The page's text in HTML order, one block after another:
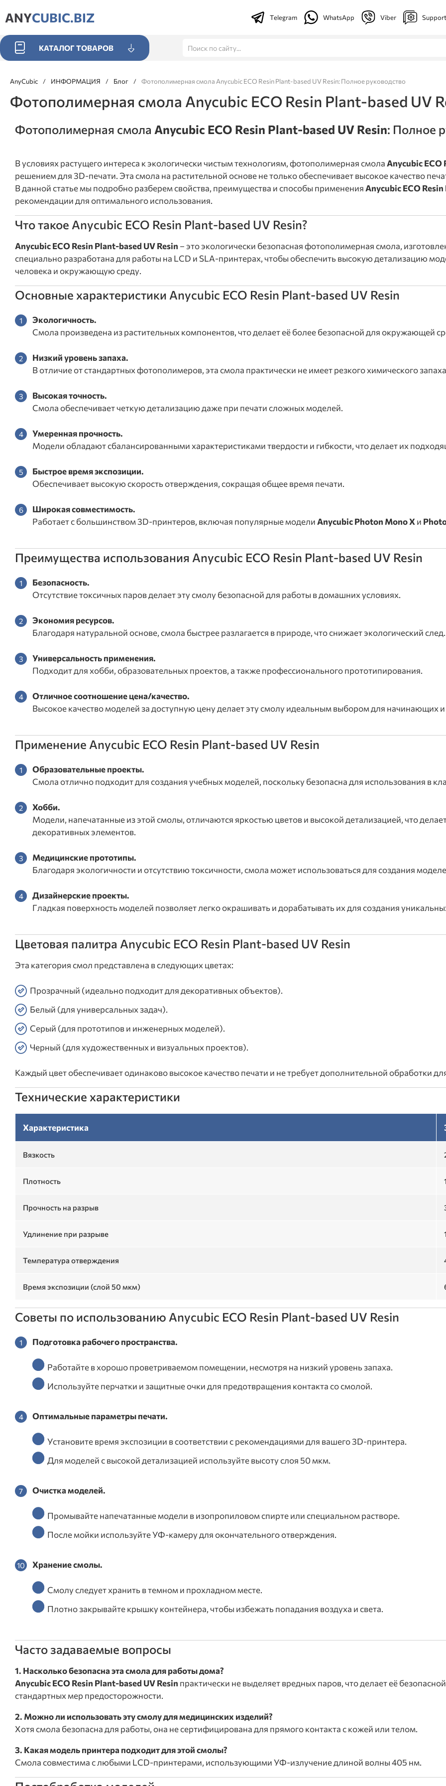
ANYCUBIC.BIZ Telegram WhatsApp Viber Support
КАТАЛОГ ТОВАРОВ
AnyCubic / ИНФОРМАЦИЯ / Блог / Фотополимерная смола Anycubic ECO Resin Plant-based UV Resin: Полное руководство
Фотополимерная смола Anycubic ECO Resin Plant-based UV
Фотополимерная смола Anycubic ECO Resin Plant-based UV Resin: Полное
В условиях растущего интереса к экологически чистым технологиям, фотополимерная смолаAnycubic ECO
решением для 3D-печати. Эта смола на растительной основе не только обеспечивает высокое качество
В данной статье мы подробно разберем свойства, преимущества и способы примененияAnycubic ECO
рекомендации для оптимального использования.
Что такое Anycubic ECO Resin Plant-based UV Resin?
Anycubic ECO Resin Plant-based UV Resin – это экологически безопасная фотополимерная смола,
специально разработана для работы на LCD и SLA-принтерах, чтобы обеспечить высокую детализацию
человека и окружающую среду.
Основные характеристики Anycubic ECO Resin Plant-based UV Resin
Экологичность.
Смола произведена из растительных компонентов, что делает её более безопасной для окружающей
Низкий уровень запаха.
В отличие от стандартных фотополимеров, эта смола практически не имеет резкого химического
Высокая точность.
Смола обеспечивает четкую детализацию даже при печати сложных моделей.
Умеренная прочность.
Модели обладают сбалансированными характеристиками твердости и гибкости, что делает их
Быстрое время экспозиции.
Обеспечивает высокую скорость отверждения, сокращая общее время печати.
Широкая совместимость.
Работает с большинством 3D-принтеров, включая популярные моделиAnycubic Photon Mono X и
Преимущества использования Anycubic ECO Resin Plant-based UV Resin
Безопасность.
Отсутствие токсичных паров делает эту смолу безопасной для работы в домашних условиях.
Экономия ресурсов.
Благодаря натуральной основе, смола быстрее разлагается в природе, что снижает экологический след.
Универсальность применения.
Подходит для хобби, образовательных проектов, а также профессионального прототипирования.
Отличное соотношение цена/качество.
Высокое качество моделей за доступную цену делает эту смолу идеальным выбором для начинающих
Применение Anycubic ECO Resin Plant-based UV Resin
Образовательные проекты.
Смола отлично подходит для создания учебных моделей, поскольку безопасна для использования в
Хобби.
Модели, напечатанные из этой смолы, отличаются яркостью цветов и высокой детализацией, что
декоративных элементов.
Медицинские прототипы.
Благодаря экологичности и отсутствию токсичности, смола может использоваться для создания
Дизайнерские проекты.
Гладкая поверхность моделей позволяет легко окрашивать и дорабатывать их для создания
Цветовая палитра Anycubic ECO Resin Plant-based UV Resin
Эта категория смол представлена в следующих цветах:
Прозрачный (идеально подходит для декоративных объектов).
Белый (для универсальных задач).
Серый (для прототипов и инженерных моделей).
Черный (для художественных и визуальных проектов).
Каждый цвет обеспечивает одинаково высокое качество печати и не требует дополнительной обработки
Технические характеристики
Характеристика
Вязкость
Плотность
Прочность на разрыв
Удлинение при разрыве
Температура отверждения
Время экспозиции (слой 50 мкм)
Советы по использованию Anycubic ECO Resin Plant-based UV Resin
Подготовка рабочего пространства.
Работайте в хорошо проветриваемом помещении, несмотря на низкий уровень запаха.
Используйте перчатки и защитные очки для предотвращения контакта со смолой.
Оптимальные параметры печати.
Установите время экспозиции в соответствии с рекомендациями для вашего 3D-принтера.
Для моделей с высокой детализацией используйте высоту слоя 50 мкм.
Очистка моделей.
Промывайте напечатанные модели в изопропиловом спирте или специальном растворе.
После мойки используйте УФ-камеру для окончательного отверждения.
Хранение смолы.
Смолу следует хранить в темном и прохладном месте.
Плотно закрывайте крышку контейнера, чтобы избежать попадания воздуха и света.
Часто задаваемые вопросы
1. Насколько безопасна эта смола для работы дома?
Anycubic ECO Resin Plant-based UV Resin практически не выделяет вредных паров, что делает её
стандартных мер предосторожности.
2. Можно ли использовать эту смолу для медицинских изделий?
Хотя смола безопасна для работы, она не сертифицирована для прямого контакта с кожей или телом.
3. Какая модель принтера подходит для этой смолы?
Смола совместима с любыми LCD-принтерами, использующими УФ-излучение длиной волны 405 нм.